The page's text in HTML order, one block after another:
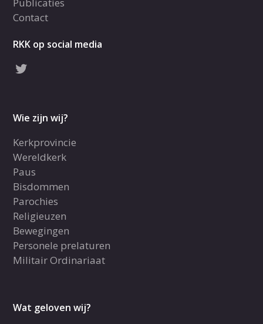
Contact
RKK op social media
Wie zijn wij?
Kerkprovincie
Wereldkerk
Paus
Bisdommen
Parochies
Religieuzen
Bewegingen
Personele prelaturen
Militair Ordinariaat
Wat geloven wij?